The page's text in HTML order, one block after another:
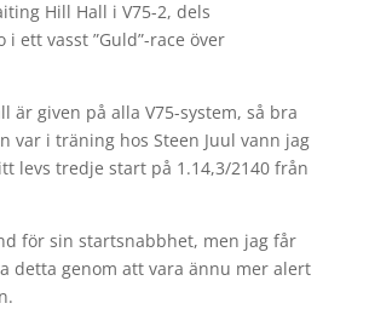
Hill Hall i V75-2, dels
i ett vasst ”Guld”-race över
är given på alla V75-system, så bra
var i träning hos Steen Juul vann jag
levs tredje start på 1.14,3/2140 från
för sin startsnabbhet, men jag får
detta genom att vara ännu mer alert